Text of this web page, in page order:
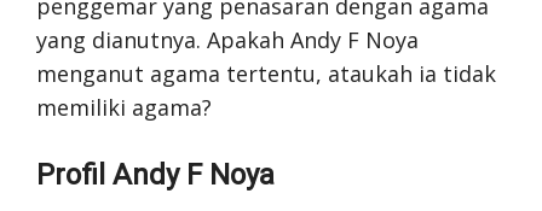
yang dianutnya. Apakah Andy F Noya
menganut agama tertentu, ataukah ia tidak
memiliki agama?
Profil Andy F Noya